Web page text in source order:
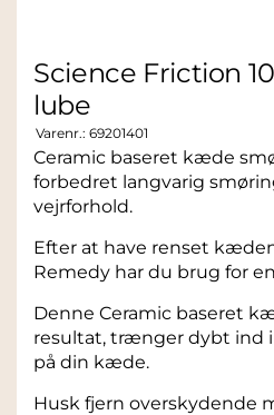
Science Friction
lube
Varenr.: 69201401
Ceramic baseret kæde
forbedret langvarig
vejrforhold.
Efter at have renset
Remedy har du brug for
Denne Ceramic baseret
resultat, trænger dybt ind
på din kæde.
Husk fjern overskydende